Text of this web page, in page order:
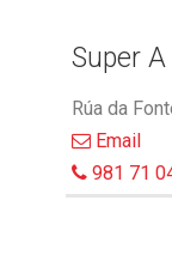
Super
Rúa da
Email
981 71